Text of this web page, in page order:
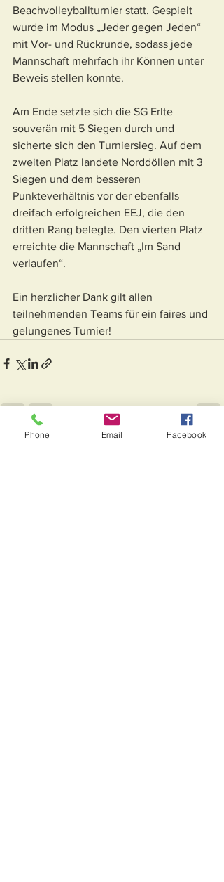
Beachvolleyballturnier statt. Gespielt
wurde im Modus „Jeder gegen Jeden“
mit Vor- und Rückrunde, sodass jede
Mannschaft mehrfach ihr Können unter
Beweis stellen konnte.
Am Ende setzte sich die SG Erlte
souverän mit 5 Siegen durch und
sicherte sich den Turniersieg. Auf dem
zweiten Platz landete Norddöllen mit 3
Siegen und dem besseren
Punkteverhältnis vor der ebenfalls
dreifach erfolgreichen EEJ, die den
dritten Rang belegte. Den vierten Platz
erreichte die Mannschaft „Im Sand
verlaufen“.
Ein herzlicher Dank gilt allen
teilnehmenden Teams für ein faires und
gelungenes Turnier!
Phone Email Facebook